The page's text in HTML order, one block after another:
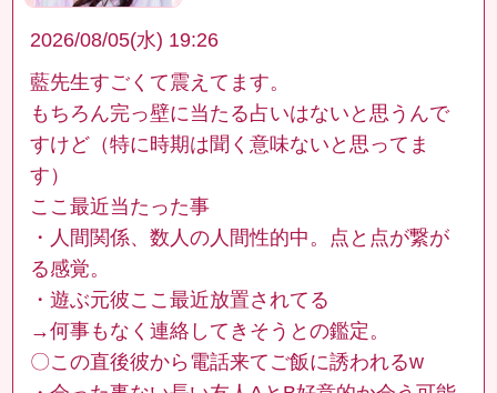
2026/08/05(水) 19:26
藍先生すごくて震えてます。
もちろん完っ壁に当たる占いはないと思うんで
すけど（特に時期は聞く意味ないと思ってま
す）
ここ最近当たった事
・人間関係、数人の人間性的中。点と点が繋が
る感覚。
・遊ぶ元彼ここ最近放置されてる
→何事もなく連絡してきそうとの鑑定。
〇この直後彼から電話来てご飯に誘われるw